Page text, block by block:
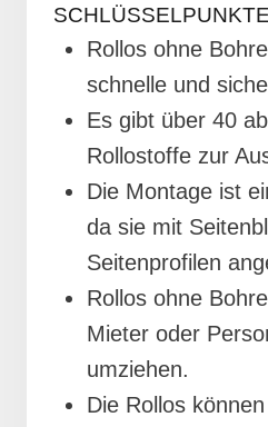
SCHLÜSSELPUNKTE
Rollos ohne
schnelle und
Es gibt über 40
Rollostoffe zur
Die Montage ist
da sie mit
Seitenprofilen
Rollos ohne
Mieter oder
umziehen.
Die Rollos